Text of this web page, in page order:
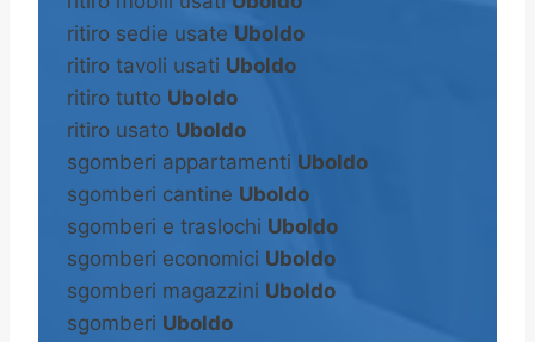
ritiro sedie usate Uboldo
ritiro tavoli usati Uboldo
ritiro tutto Uboldo
ritiro usato Uboldo
sgomberi appartamenti Uboldo
sgomberi cantine Uboldo
sgomberi e traslochi Uboldo
sgomberi economici Uboldo
sgomberi magazzini Uboldo
sgomberi Uboldo